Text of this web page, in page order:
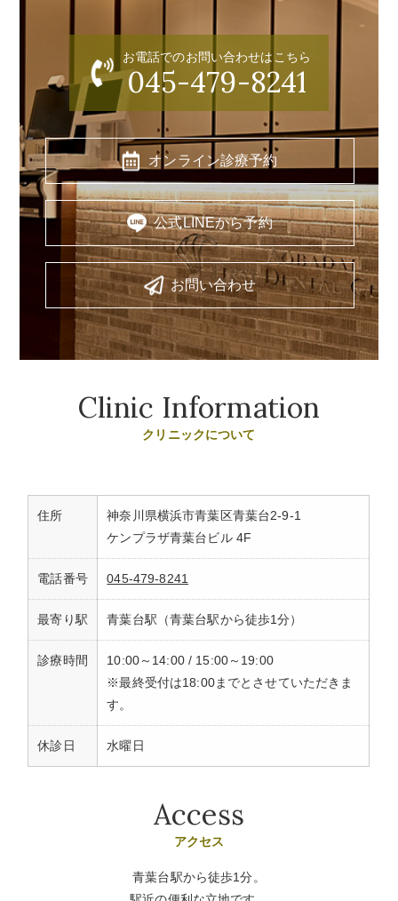
お電話でのお問い合わせはこちら
045-479-8241
オンライン診療予約
公式LINEから予約
お問い合わせ
Clinic Information
クリニックについて
住所
神奈川県横浜市青葉区青葉台2-9-1
ケンプラザ青葉台ビル 4F
電話番号 045-479-8241
最寄り駅 青葉台駅（青葉台駅から徒歩1分）
診療時間
10:00～14:00 / 15:00～19:00
※最終受付は18:00までとさせていただきま
す。
休診日 水曜日
Access
アクセス
青葉台駅から徒歩1分。